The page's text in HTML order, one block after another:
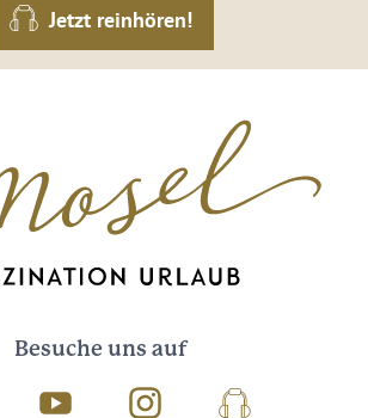
Jetzt reinhören!
Besuche uns auf
Youtube InstagramPodcast